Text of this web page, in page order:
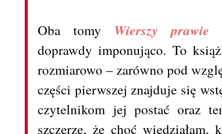
Oba tomy Wierszy prawie
doprawdy imponująco. To
rozmiarowo – zarówno pod
części pierwszej znajduje się
czytelnikom jej postać oraz
szczerze, że choć